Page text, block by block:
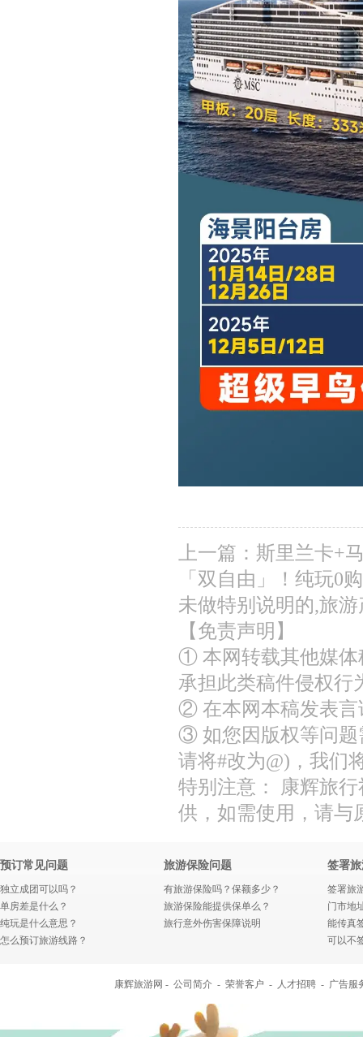
上一篇： 斯里兰卡+
「双自由」！纯玩0
未做特别说明的,旅
【免责声明】
① 本网转载其他媒体
承担此类稿件侵权行
② 在本网本稿发表言
③ 如您因版权等问题
请将#改为@)，我们
特别注意： 康辉旅
供，如需使用，请与
预订常见问题
独立成团可以吗？
单房差是什么？
纯玩是什么意思？
怎么预订旅游线路？
旅游保险问题
有旅游保险吗？保额多少？
旅游保险能提供保单么？
旅行意外伤害保障说明
签署
签署旅
门市地
能传真
可以不
康辉旅游网 - 公司简介 - 荣誉客户 - 人才招聘 - 广告服